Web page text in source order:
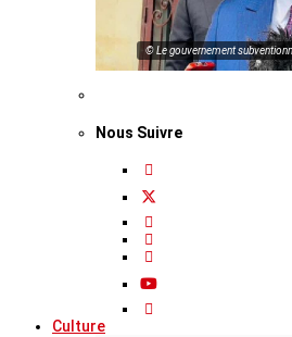
© Le gouvernement
Nous Suivre
Culture